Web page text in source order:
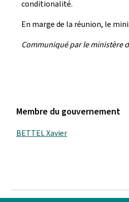
conditionalité.
En marge de la réunion, le
Communiqué par le ministère
Membre du gouvernement
BETTEL Xavier